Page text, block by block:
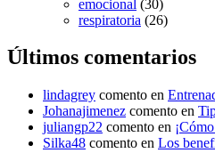
emocional (30)
respiratoria (26)
Últimos comentarios
lindagrey comento en
Johanajimenez comento en
juliangp22 comento en
Silka48 comento en Los